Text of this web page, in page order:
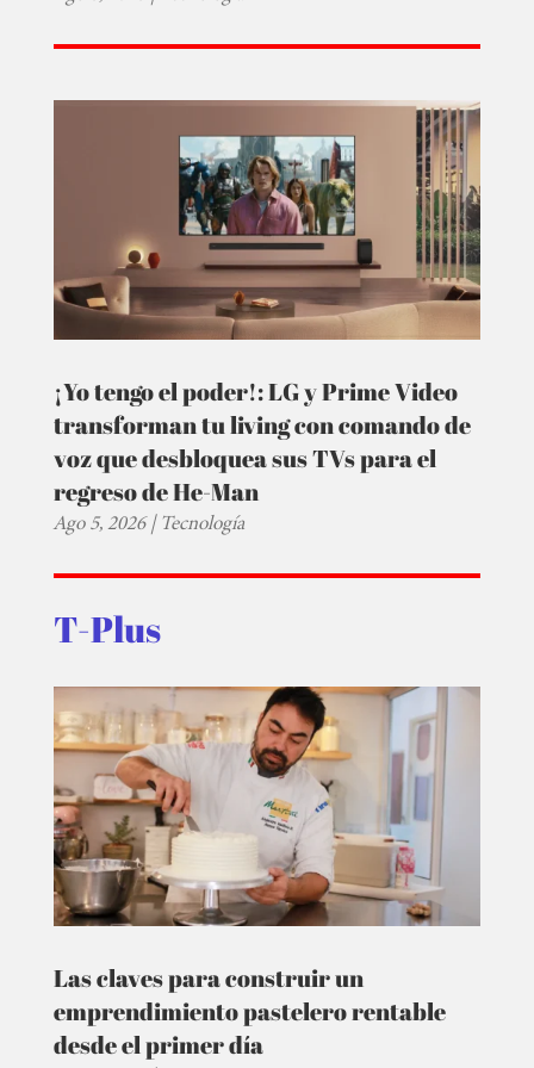
¡Yo tengo el poder!: LG y Prime Video
transforman tu living con comando de
voz que desbloquea sus TVs para el
regreso de He-Man
Ago 5, 2026|Tecnología
T-Plus
Las claves para construir un
emprendimiento pastelero rentable
desde el primer día